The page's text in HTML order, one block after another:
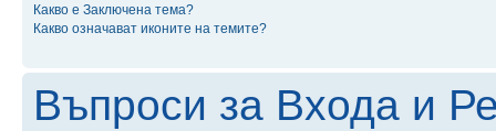
Какво е Заключена тема?
Какво означават иконите на темите?
Въпроси за Входа и